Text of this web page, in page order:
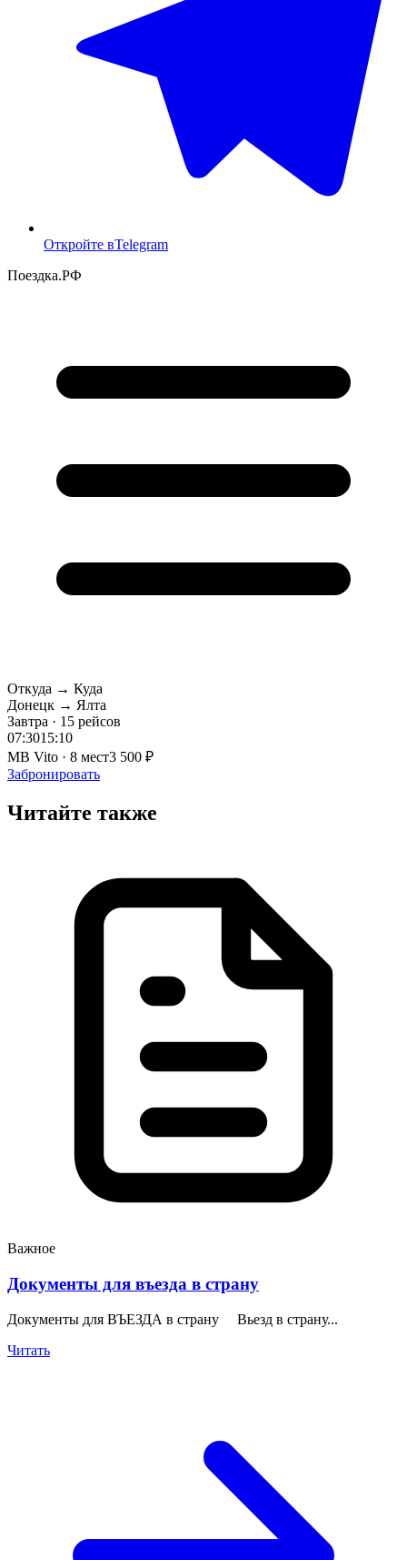
Откройте вTelegram
Поездка.РФ
Откуда → Куда
Донецк → Ялта
Завтра · 15 рейсов
07:3015:10
MB Vito · 8 мест3 500 ₽
Забронировать
Читайте также
Важное
Документы для въезда в страну
Документы для ВЪЕЗДА в страну Вьезд в страну...
Читать